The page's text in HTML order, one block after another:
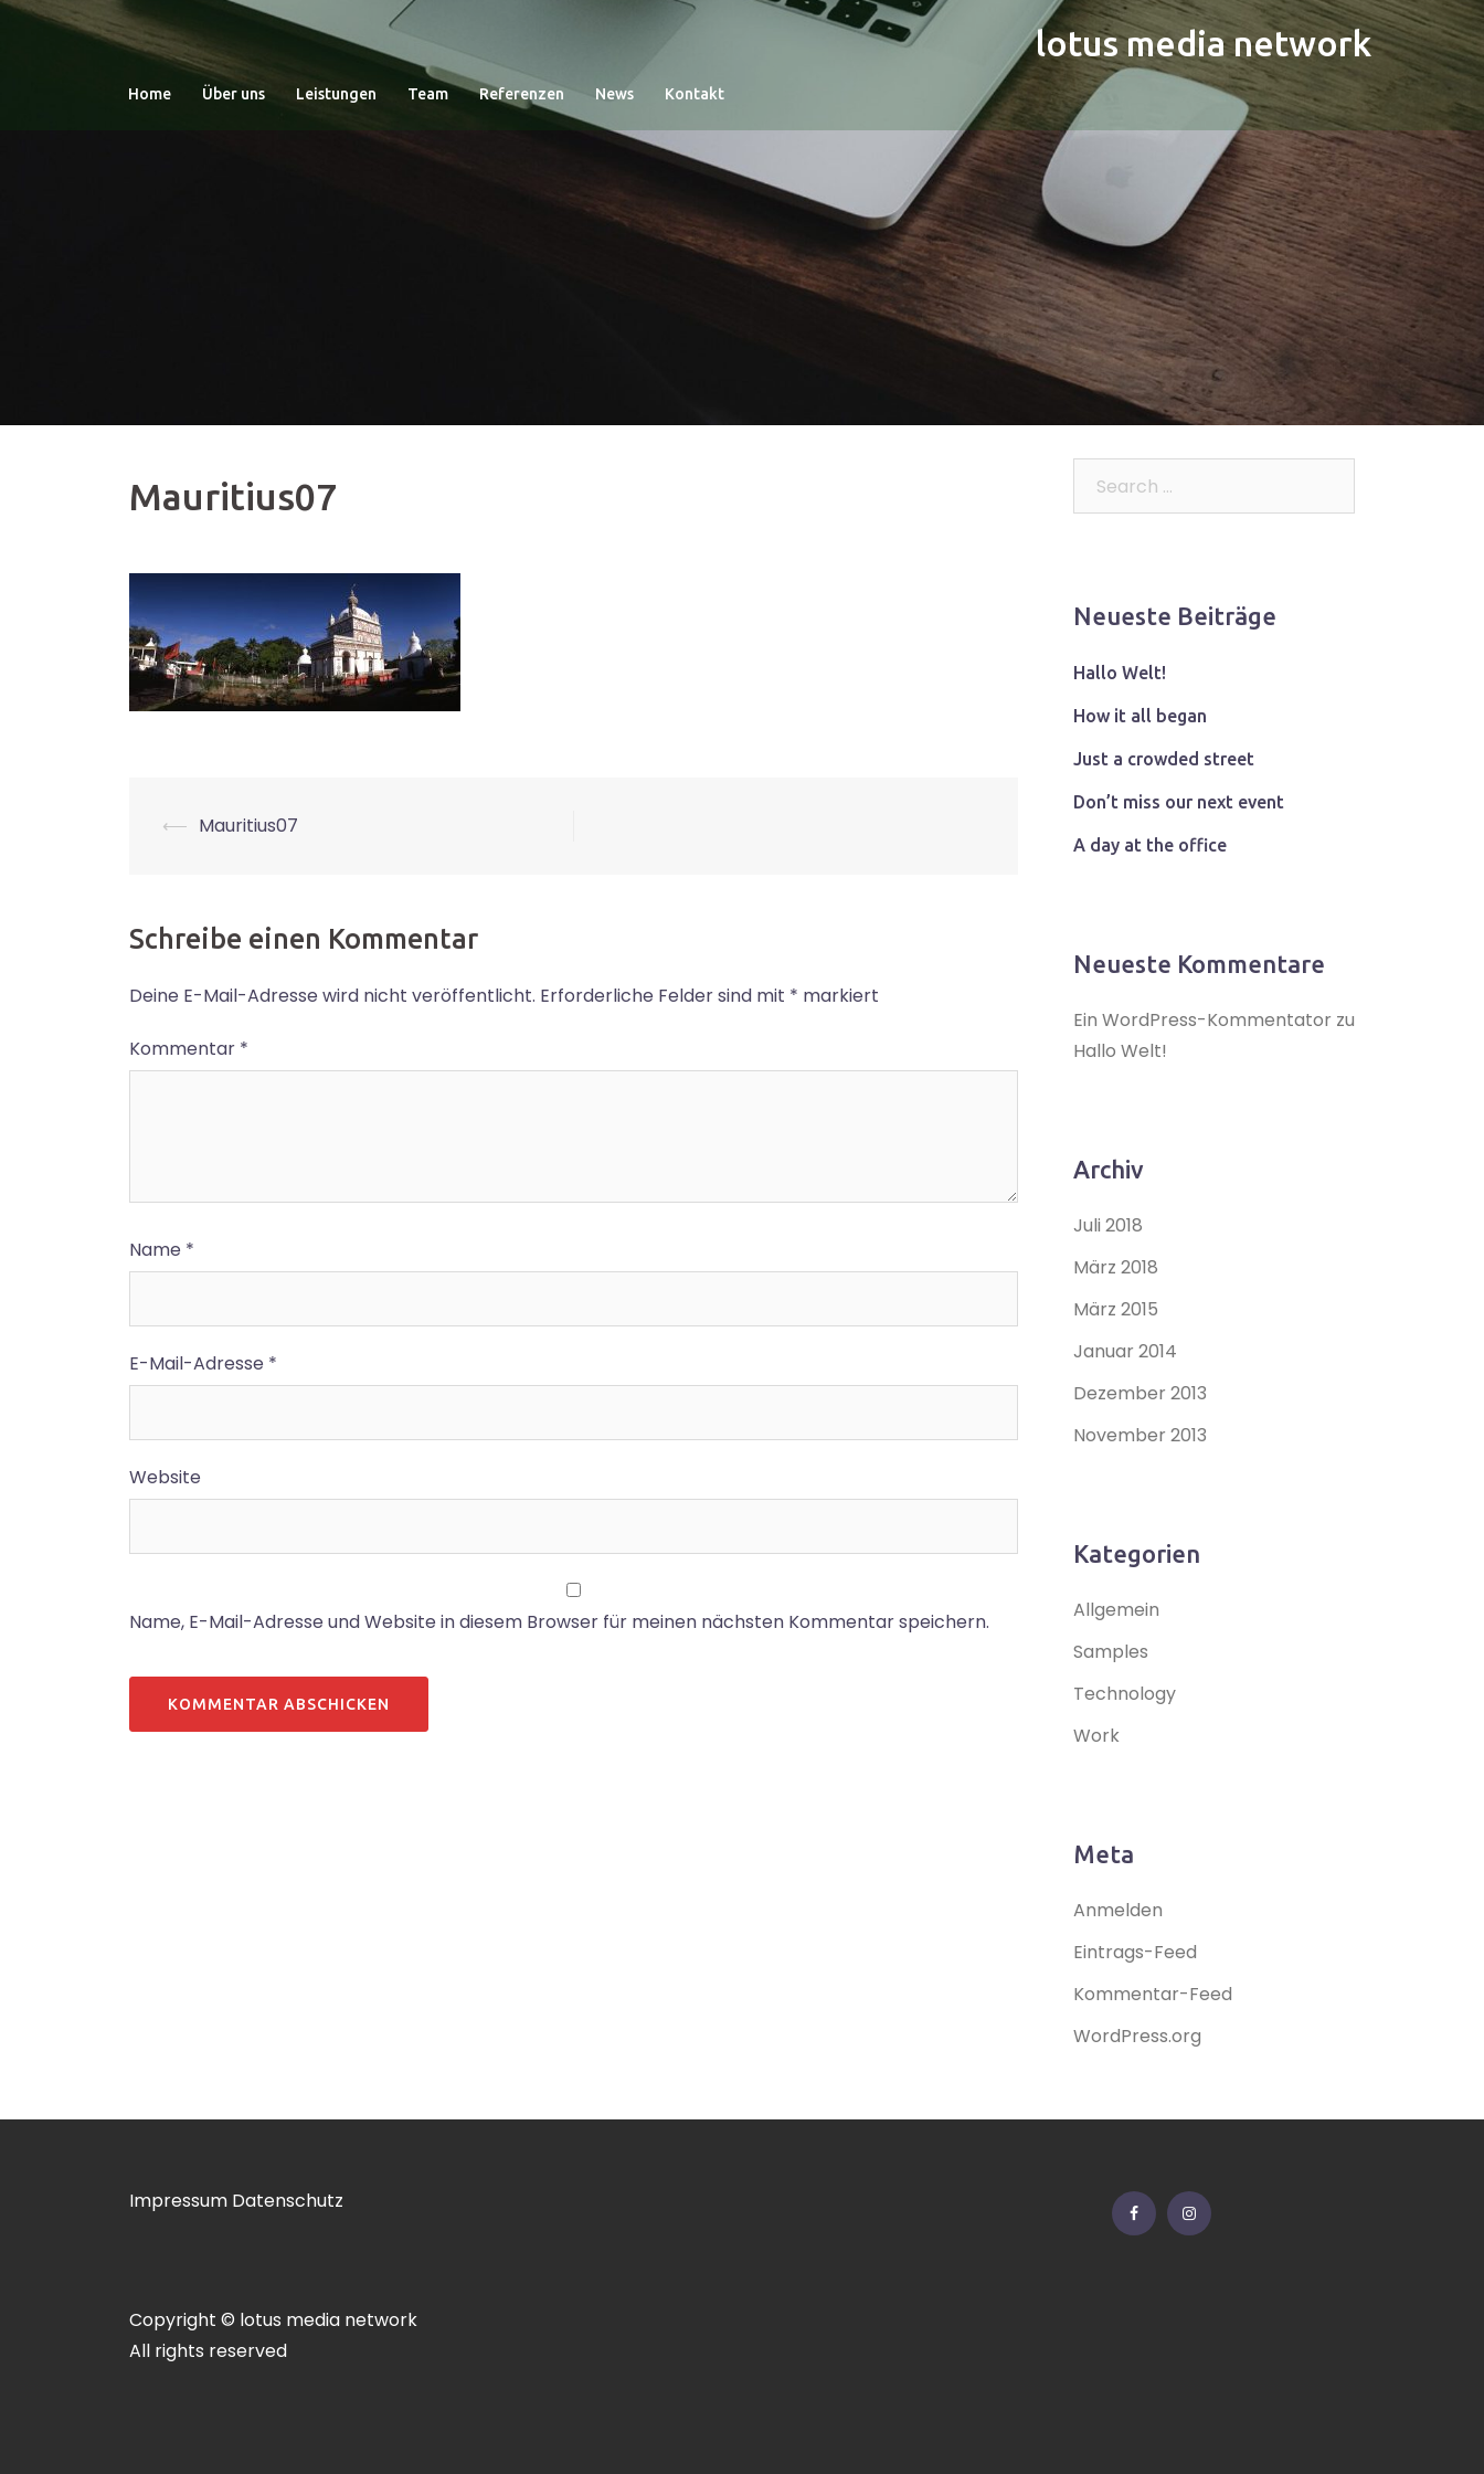
Zum
lotus media network
Home Über uns Leistungen Team Referenzen News Kontakt
Mauritius07
Beitrags-
⟵ Mauritius07
Schreibe einen Kommentar
Deine E-Mail-Adresse wird nicht veröffentlicht. Erforderliche Felder sind mit * markiert
Kommentar *
Name *
E-Mail-Adresse *
Website
Name, E-Mail-Adresse und Website in diesem Browser für meinen nächsten Kommentar speichern.
Neueste Beiträge
Hallo Welt!
How it all began
Just a crowded street
Don’t miss our next event
A day at the office
Neueste Kommentare
Ein WordPress-Kommentator zu
Hallo Welt!
Archiv
Juli 2018
März 2018
März 2015
Januar 2014
Dezember 2013
November 2013
Kategorien
Allgemein
Samples
Technology
Work
Meta
Anmelden
Eintrags-Feed
Kommentar-Feed
WordPress.org
Impressum Datenschutz
Copyright © lotus media network
All rights reserved
FacebookInstagram